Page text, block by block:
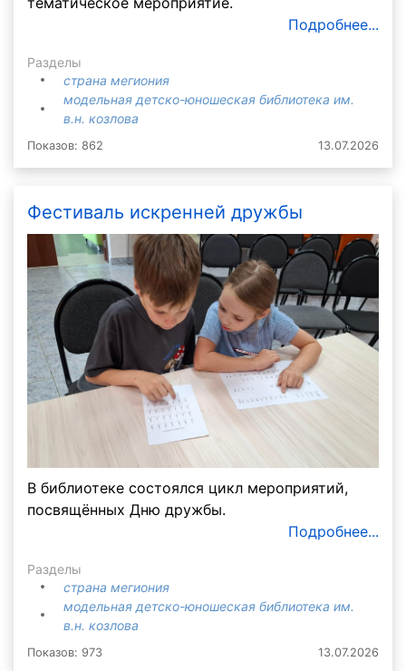
Подробнее...
Разделы
страна мегиония
модельная детско-юношеская библиотека им.
в.н. козлова
Показов: 862 13.07.2026
Фестиваль искренней дружбы
В библиотеке состоялся цикл мероприятий,
посвящённых Дню дружбы.
Подробнее...
Разделы
страна мегиония
модельная детско-юношеская библиотека им.
в.н. козлова
Показов: 973 13.07.2026